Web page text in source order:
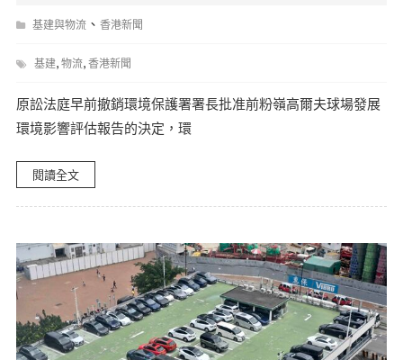
基建與物流、 香港新聞
基建, 物流, 香港新聞
原訟法庭早前撤銷環境保護署署長批准前粉嶺高爾夫球場發展
環境影響評估報告的決定，環
閱讀全文